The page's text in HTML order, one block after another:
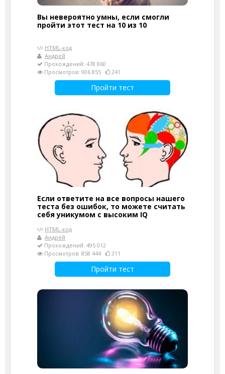
Вы невероятно умны, если смогли
пройти этот тест на 10 из 10
HTML-код
Андрей
Прохождений: 478 860
Просмотров: 906 855
241
Пройти тест
Если ответите на все вопросы нашего
теста без ошибок, то можете считать
себя уникумом с высоким IQ
HTML-код
Андрей
Прохождений: 495 012
Просмотров: 858 444
311
Пройти тест